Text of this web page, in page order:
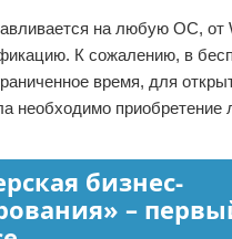
на любую ОС, от
К сожалению, в
время, для
необходимо приобретение
бизнес-
–